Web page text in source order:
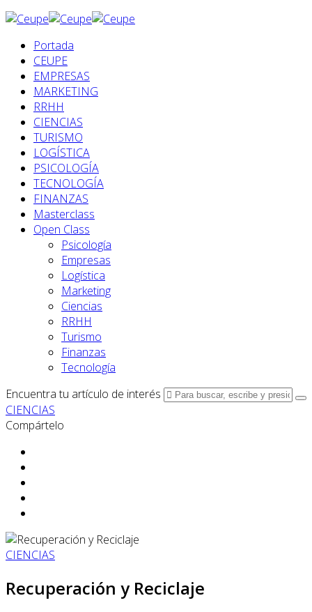
Portada
CEUPE
EMPRESAS
MARKETING
RRHH
CIENCIAS
TURISMO
LOGÍSTICA
PSICOLOGÍA
TECNOLOGÍA
FINANZAS
Masterclass
Open Class
Psicología
Empresas
Logística
Marketing
Ciencias
RRHH
Turismo
Finanzas
Tecnología
Encuentra tu artículo de interés
CIENCIAS
Compártelo
CIENCIAS
Recuperación y Reciclaje